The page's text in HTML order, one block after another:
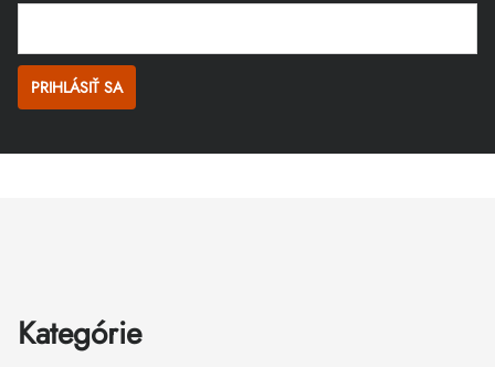
PRIHLÁSIŤ SA
Kategórie